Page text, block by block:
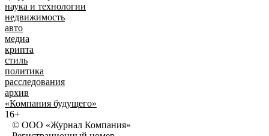
наука и технологии
недвижимость
авто
медиа
крипта
стиль
политика
расследования
архив
«Компания будущего»
16+
© ООО «Журнал Компания»